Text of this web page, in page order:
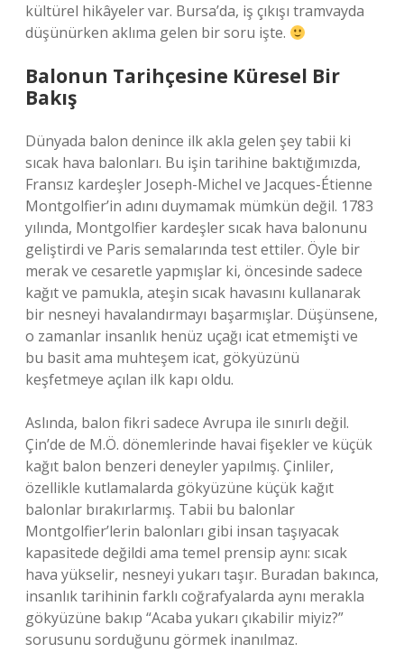
kültürel hikâyeler var. Bursa’da, iş çıkışı tramvayda
düşünürken aklıma gelen bir soru işte.
Balonun Tarihçesine Küresel Bir
Bakış
Dünyada balon denince ilk akla gelen şey tabii ki
sıcak hava balonları. Bu işin tarihine baktığımızda,
Fransız kardeşler Joseph-Michel ve Jacques-Étienne
Montgolfier’in adını duymamak mümkün değil. 1783
yılında, Montgolfier kardeşler sıcak hava balonunu
geliştirdi ve Paris semalarında test ettiler. Öyle bir
merak ve cesaretle yapmışlar ki, öncesinde sadece
kağıt ve pamukla, ateşin sıcak havasını kullanarak
bir nesneyi havalandırmayı başarmışlar. Düşünsene,
o zamanlar insanlık henüz uçağı icat etmemişti ve
bu basit ama muhteşem icat, gökyüzünü
keşfetmeye açılan ilk kapı oldu.
Aslında, balon fikri sadece Avrupa ile sınırlı değil.
Çin’de de M.Ö. dönemlerinde havai fişekler ve küçük
kağıt balon benzeri deneyler yapılmış. Çinliler,
özellikle kutlamalarda gökyüzüne küçük kağıt
balonlar bırakırlarmış. Tabii bu balonlar
Montgolfier’lerin balonları gibi insan taşıyacak
kapasitede değildi ama temel prensip aynı: sıcak
hava yükselir, nesneyi yukarı taşır. Buradan bakınca,
insanlık tarihinin farklı coğrafyalarda aynı merakla
gökyüzüne bakıp “Acaba yukarı çıkabilir miyiz?”
sorusunu sorduğunu görmek inanılmaz.